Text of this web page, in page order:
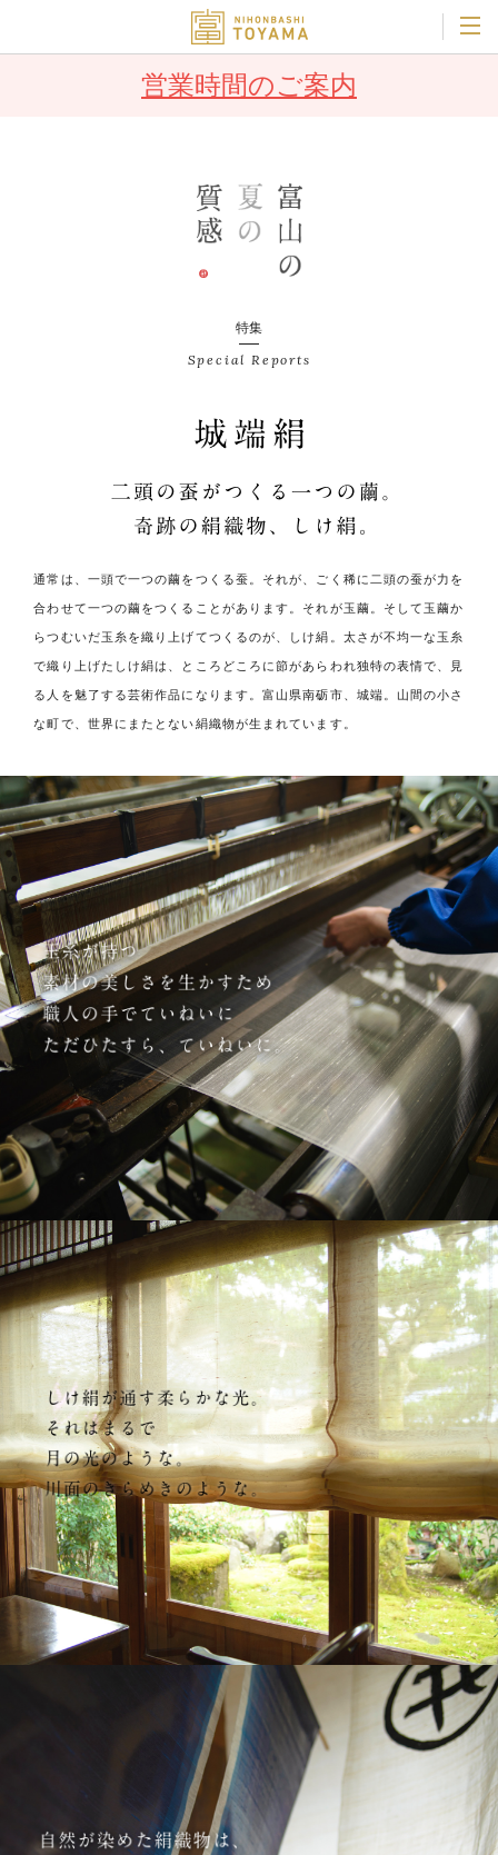
営業時間のご案内
特集
Special Reports
通常は、一頭で一つの繭をつくる蚕。 それが、ごく稀に二頭の蚕が力を
合わせて一つの繭をつくることがあります。 それが玉繭。そして玉繭か
らつむいだ玉糸を織り上げてつくるのが、しけ絹。 太さが不均一な玉糸
で織り上げたしけ絹は、ところどころに節があらわれ独特の表情で、見
る人を魅了する芸術作品になります。富山県南砺市、城端。山間の小さ
な町で、世界にまたとない絹織物が生まれています。